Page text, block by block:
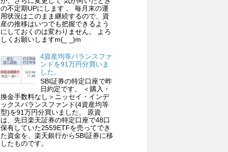
の不定期UPにします 。 毎月末の運
用状況はこのまま継続するので、資
産の推移はいつでも把握できるよう
にしておくのは変わりません。 よろ
しくお願いしますm(_ _)m
4資産均等バランスファ
ンドを91万円分買いま
した。
SBI証券の特定口座で昨
日約定です。 ＜購入・
換金手数料なし＞ニッセイ・インデ
ックスバランスファンド(4資産均等
型)を91万円分買いました。 原資
は、先日楽天証券の特定口座で48口
保有していた2559ETFを売ってでき
た資金を、楽天銀行からSBI証券に移
したものです。